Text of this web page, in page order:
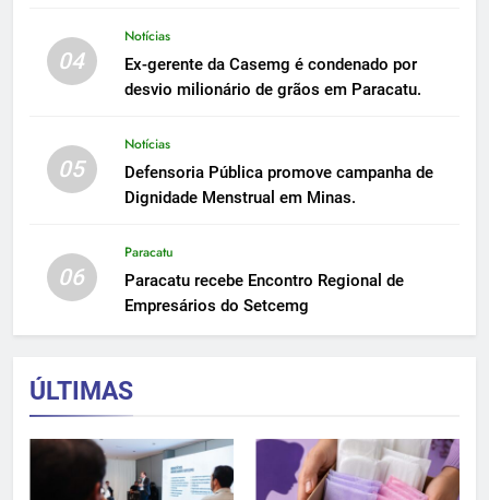
04
Notícias
Ex-gerente da Casemg é condenado por
desvio milionário de grãos em Paracatu.
05
Notícias
Defensoria Pública promove campanha de
Dignidade Menstrual em Minas.
06
Paracatu
Paracatu recebe Encontro Regional de
Empresários do Setcemg
ÚLTIMAS